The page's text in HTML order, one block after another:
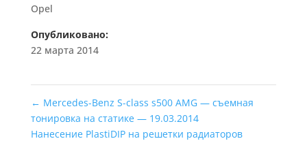
Opel
Опубликовано:
22 марта 2014
← Mercedes-Benz S-class s500 AMG — съемная
тонировка на статике — 19.03.2014
Нанесение PlastiDIP на решетки радиаторов